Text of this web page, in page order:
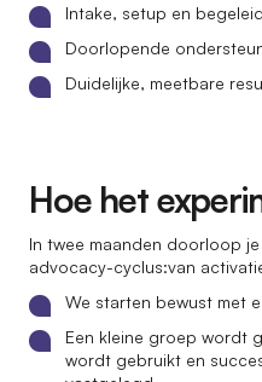
Intake, setup en
Doorlopende
Duidelijke, meetbare
Hoe het
In twee maanden doorloop
advocacy-cyclus:van
We starten bewust met
Een kleine groep wordt
wordt gebruikt en